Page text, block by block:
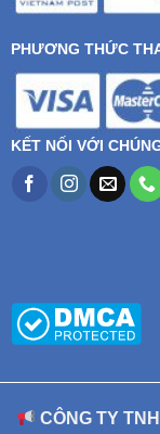
PHƯƠNG THỨC
KẾT NỐI VỚI
CÔNG TY